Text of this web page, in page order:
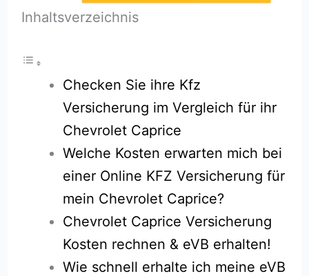
Inhaltsverzeichnis
Checken Sie ihre Kfz
Versicherung im Vergleich für ihr
Chevrolet Caprice
Welche Kosten erwarten mich bei
einer Online KFZ Versicherung für
mein Chevrolet Caprice?
Chevrolet Caprice Versicherung
Kosten rechnen & eVB erhalten!
Wie schnell erhalte ich meine eVB